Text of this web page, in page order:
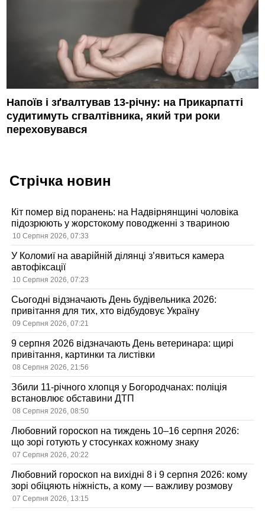
Напоїв і зґвалтував 13-річну: на Прикарпатті
судитимуть сгвалтівника, який три роки
переховувався
Стрічка новин
Кіт помер від поранень: на Надвірнянщині чоловіка
підозрюють у жорстокому поводженні з твариною
10 Серпня 2026, 07:33
У Коломиї на аварійній ділянці з’явиться камера
автофіксації
10 Серпня 2026, 07:23
Сьогодні відзначають День будівельника 2026:
привітання для тих, хто відбудовує Україну
09 Серпня 2026, 07:21
9 серпня 2026 відзначають День ветеринара: щирі
привітання, картинки та листівки
08 Серпня 2026, 21:56
Збили 11-річного хлопця у Богородчанах: поліція
встановлює обставини ДТП
08 Серпня 2026, 08:50
Любовний гороскоп на тиждень 10–16 серпня 2026:
що зорі готують у стосунках кожному знаку
07 Серпня 2026, 20:22
Любовний гороскоп на вихідні 8 і 9 серпня 2026: кому
зорі обіцяють ніжність, а кому — важливу розмову
07 Серпня 2026, 13:15